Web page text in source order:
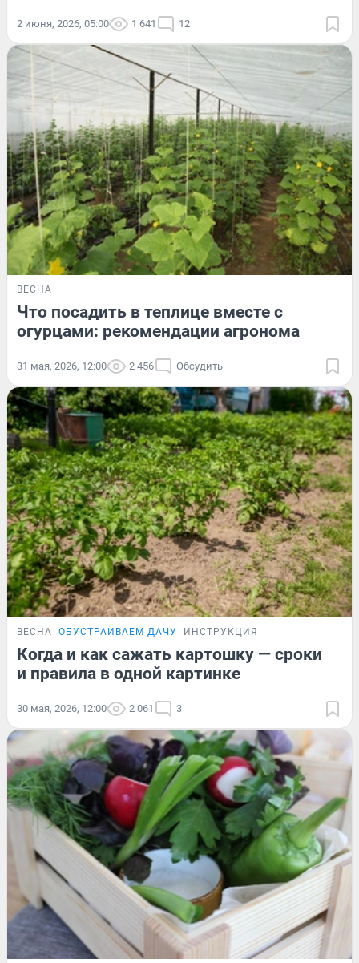
2 июня, 2026, 05:00 1 641 12
ВЕСНА
Что посадить в теплице вместе с
огурцами: рекомендации агронома
31 мая, 2026, 12:00 2 456 Обсудить
ВЕСНА ОБУСТРАИВАЕМ ДАЧУ ИНСТРУКЦИЯ
Когда и как сажать картошку — сроки
и правила в одной картинке
30 мая, 2026, 12:00 2 061 3